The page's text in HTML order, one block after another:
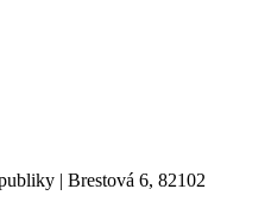
| Brestová 6, 82102